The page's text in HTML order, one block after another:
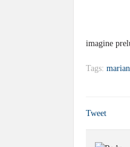
imagine
Tags:
Tweet